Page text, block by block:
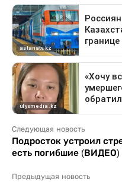
Следующая новость
Подросток устроил
есть погибшие (ВИДЕО)
Предыдущая новость